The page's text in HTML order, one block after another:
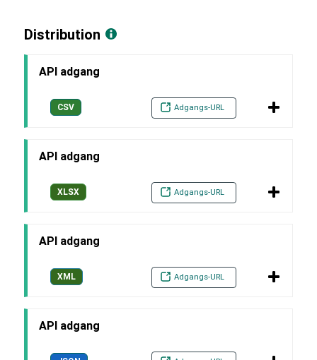
Distribution
API adgang
CSV Adgangs-URL
API adgang
XLSX Adgangs-URL
API adgang
XML Adgangs-URL
API adgang